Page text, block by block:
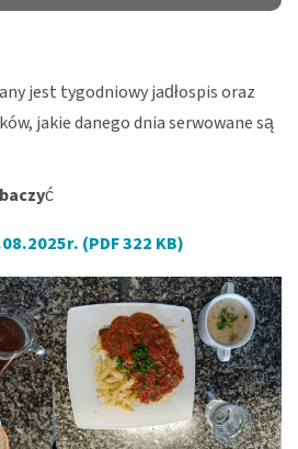
jest tygodniowy jadłospis oraz
jakie danego dnia serwowane są
ć
(PDF 322 KB)